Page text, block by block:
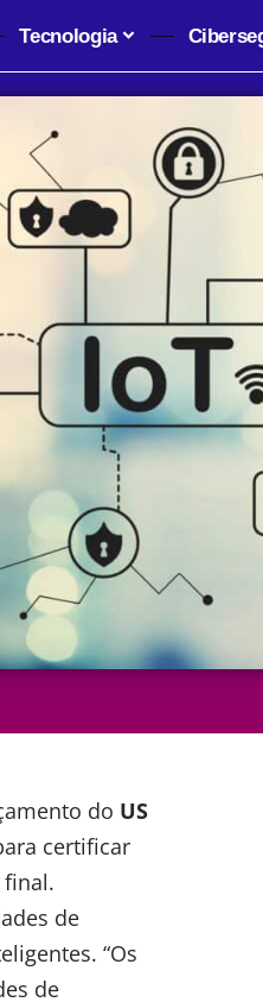
Tecnologia
do US
certificar
de
“Os
de